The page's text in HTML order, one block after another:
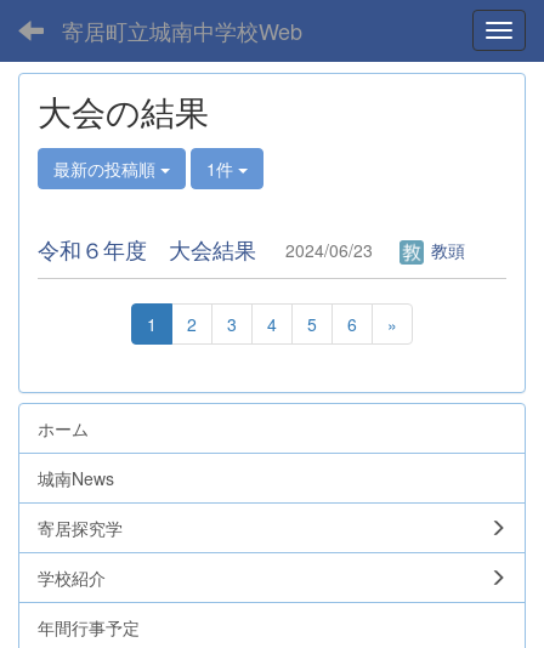
寄居町立城南中学校Web
大会の結果
最新の投稿順 1件
令和６年度 大会結果 2024/06/23 教頭
1 2 3 4 5 6 »
ホーム
城南News
寄居探究学
学校紹介
年間行事予定